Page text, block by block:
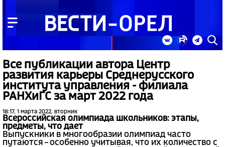
Все публикации автора Центр
развития карьеры Среднерусского
института управления - филиала
РАНХиГС за март 2022 года
18:17, 1 марта 2022, вторник
Всероссийская олимпиада школьников: этапы,
предметы, что дает
Выпускники в многообразии олимпиад часто
путаются – особенно учитывая, что их количество с